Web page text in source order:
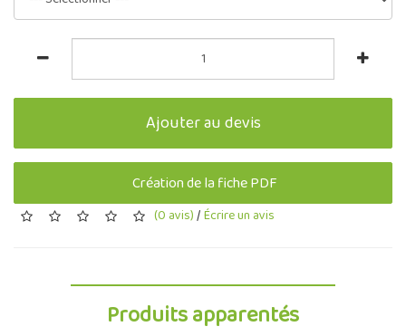
Ajouter au devis
Création de la fiche PDF
(0 avis)/Écrire un avis
Produits apparentés